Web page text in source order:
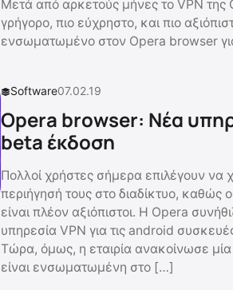
Μετά από αρκετούς μήνες το VPN της
γρήγορο, πιο εύχρηστο, και πιο
ενσωματωμένο στον Opera browser
Software07.02.19
Opera browser: Νέα
beta έκδοση
Πολλοί χρήστες σήμερα επιλέγουν να
περιήγησή τους στο διαδίκτυο, καθώς
είναι πλέον αξιόπιστοι. Η Opera
υπηρεσία VPN για τις android
Τώρα, όμως, η εταιρία ανακοίνωσε
είναι ενσωματωμένη στο […]